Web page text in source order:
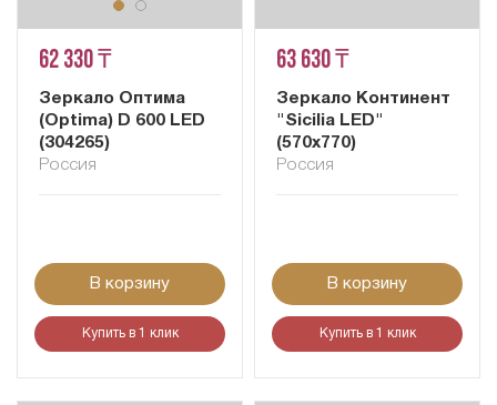
62 330 ₸
Зеркало Оптима
(Optima) D 600 LED
(304265)
Россия
В корзину
Купить в 1 клик
63 630 ₸
Зеркало Континент
"Sicilia LED"
(570x770)
Россия
В корзину
Купить в 1 клик